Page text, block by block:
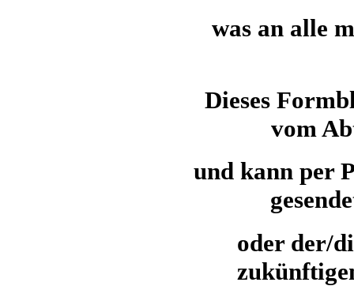
was an alle
Dieses
vom
und kann per
oder der/